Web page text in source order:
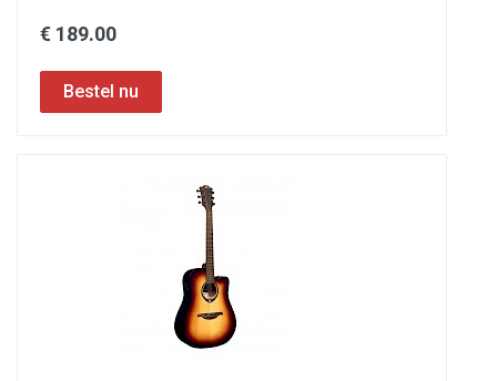
€ 189.00